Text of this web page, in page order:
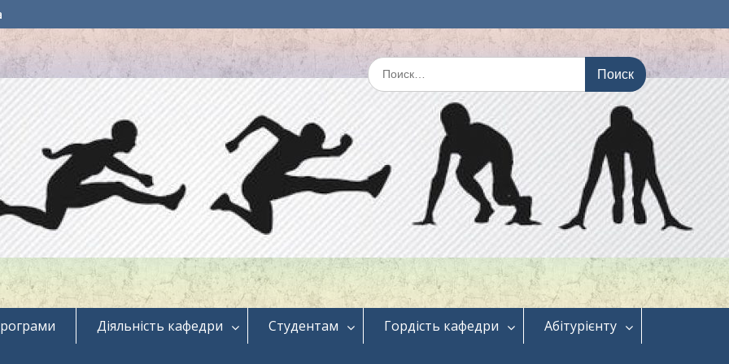
Искать:
Діяльність кафедри Студентам Гордість кафедри
Абітурієнту